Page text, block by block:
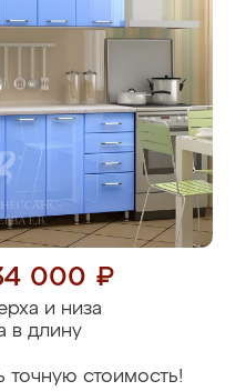
000 ₽
и низа
в длину
точную стоимость!